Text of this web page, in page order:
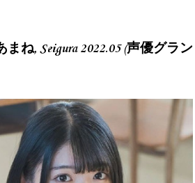
まね, Seigura 2022.05 (声優グラン